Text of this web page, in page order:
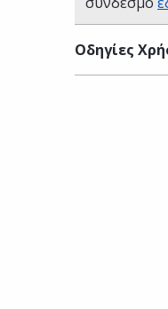
Οδηγίες